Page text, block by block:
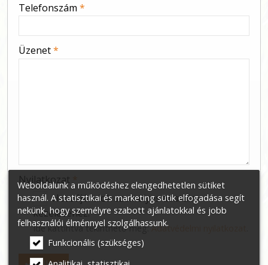
-
Telefonszám *
Üzenet*
Nyilatkozat
Hozzájárulok személyes adataim
kezeléséhez.
Ide kattintva tekinthető meg:Adatvédelmi nyilatkozat
Weboldalunk a működéshez elengedhetetlen sütiket
használ. A statisztikai és marketing sütik elfogadása segít
nekünk, hogy személyre szabott ajánlatokkal és jobb
felhasználói élménnyel szolgálhassunk.
Funkcionális (szükséges)